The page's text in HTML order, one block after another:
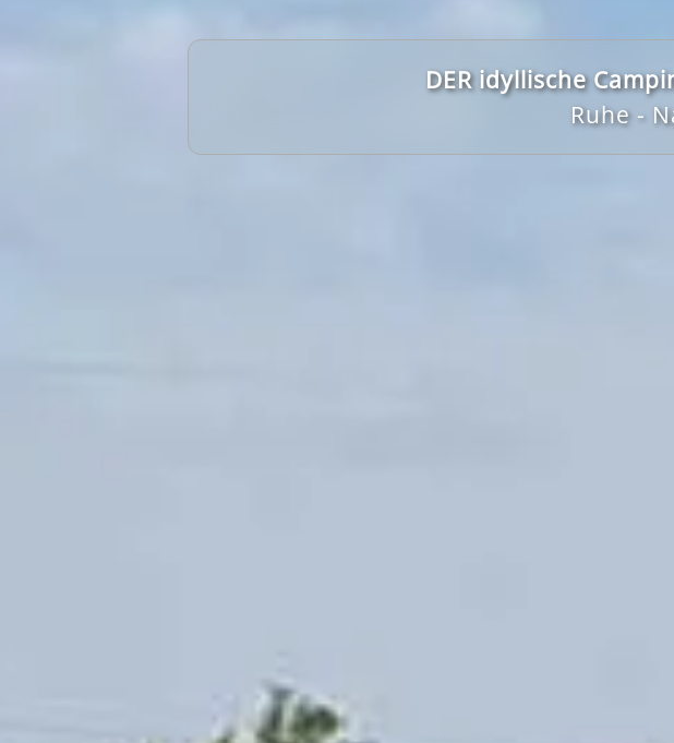
DER idyllische
Ruhe -